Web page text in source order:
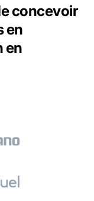
concevoir
en
en